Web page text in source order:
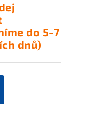
do 5-7
dnů)